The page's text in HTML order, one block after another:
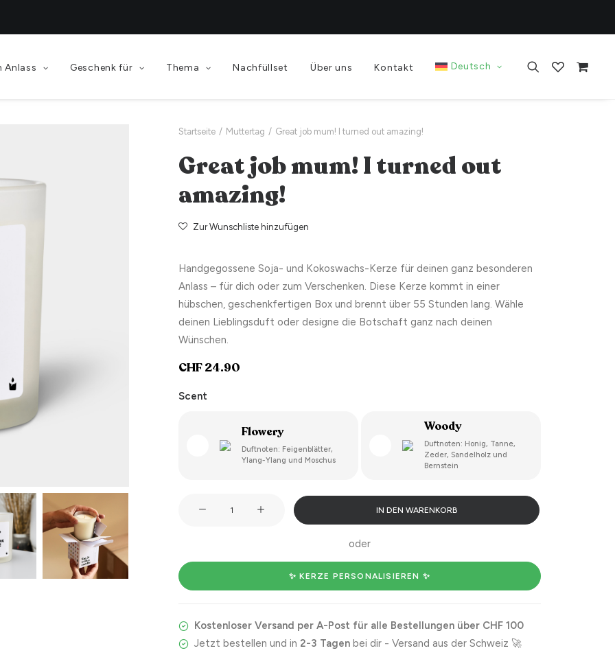
Anlass Geschenk für Thema Nachfüllset Über uns Kontakt Deutsch
Startseite Muttertag Great job mum! I turned out amazing!
Great job mum! I turned out
amazing!
Zur Wunschliste hinzufügen
Handgegossene Soja- und Kokoswachs-Kerze für deinen ganz besonderen
Anlass – für dich oder zum Verschenken. Diese Kerze kommt in einer
hübschen, geschenkfertigen Box und brennt über 55 Stunden lang. Wähle
deinen Lieblingsduft oder designe die Botschaft ganz nach deinen
Wünschen.
CHF24.90
Scent
Flowery
Duftnoten: Feigenblätter,
Ylang-Ylang und Moschus
Woody
Duftnoten: Honig, Tanne,
Zeder, Sandelholz und
Bernstein
turned
out
Menge
IN DEN WARENKORB
oder
✨ KERZE PERSONALISIEREN ✨
Kostenloser Versand per A-Post für alle Bestellungen über CHF 100
Jetzt bestellen und in 2-3 Tagenbei dir - Versand aus der Schweiz 🚀